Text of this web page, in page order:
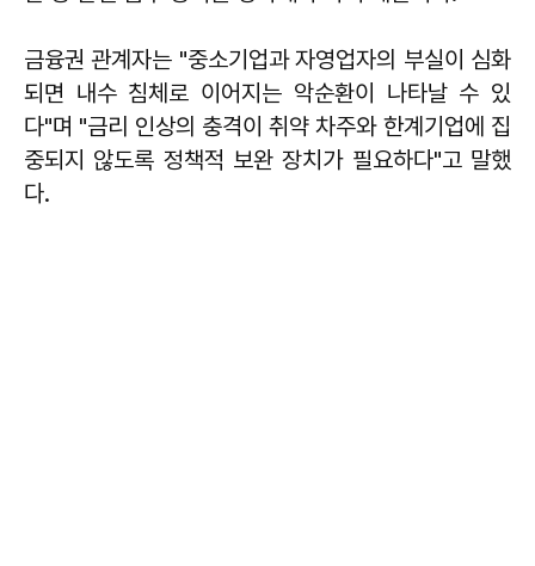
금융권 관계자는 "중소기업과 자영업자의 부실이 심화
되면 내수 침체로 이어지는 악순환이 나타날 수 있
다"며 "금리 인상의 충격이 취약 차주와 한계기업에 집
중되지 않도록 정책적 보완 장치가 필요하다"고 말했
다.